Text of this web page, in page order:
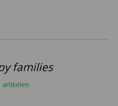
families
artikelen